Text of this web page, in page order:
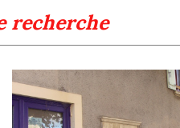
recherche